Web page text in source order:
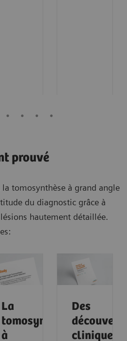
prouvé
tomosynthèse à grand angle
du diagnostic grâce à
hautement détaillée.
La
tomosynthèse
à
Des
cliniques